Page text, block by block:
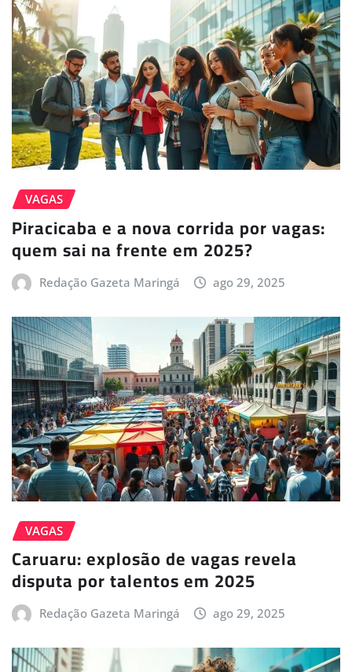
VAGAS
Piracicaba e a nova corrida por vagas:
quem sai na frente em 2025?
Redação Gazeta Maringá ago 29, 2025
VAGAS
Caruaru: explosão de vagas revela
disputa por talentos em 2025
Redação Gazeta Maringá ago 29, 2025